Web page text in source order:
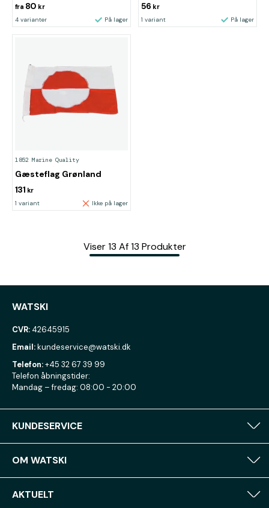
fra 80 kr
4 varianter På lager
56 kr
1 variant På lager
1852 Marine Quality
Gæsteflag Grønland
131 kr
1 variant Ikke på lager
Viser 13 Af 13 Produkter
WATSKI
CVR: 42645915
Email:kundeservice@watski.dk
Telefon:+45 32 67 39 99
Telefon åbningstider:
Mandag – fredag: 08:00 - 20:00
KUNDESERVICE
OM WATSKI
AKTUELT